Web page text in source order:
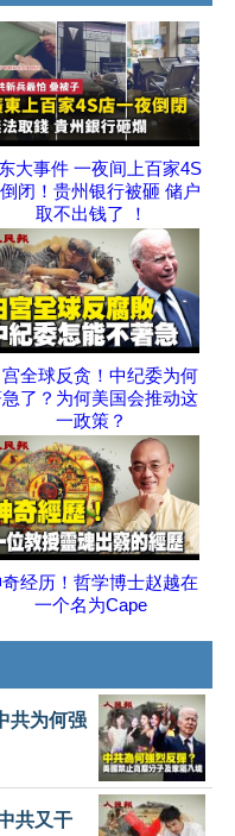
大事件 一夜间上百家4S
闭！贵州银行被砸 储户
取不出钱了 ！
宫全球反贪！中纪委为何
了？为何美国会推动这
一政策？
经历！哲学博士赵越在
一个名为Cape
共为何强
共又干